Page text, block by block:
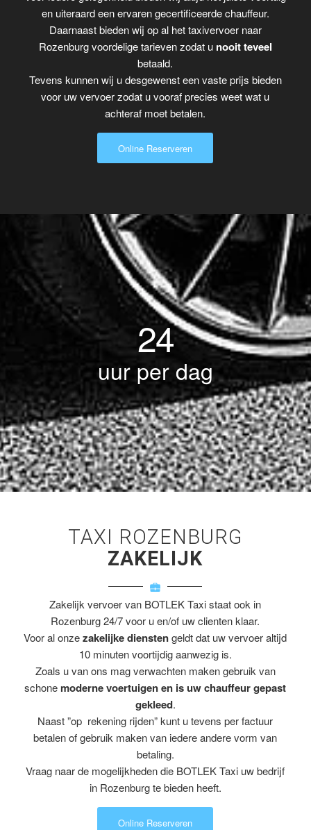
en uiteraard een ervaren gecertificeerde chauffeur.
Daarnaast bieden wij op al het taxivervoer naar
Rozenburg voordelige tarieven zodat u nooit teveel
betaald.
Tevens kunnen wij u desgewenst een vaste prijs bieden
voor uw vervoer zodat u vooraf precies weet wat u
achteraf moet betalen.
Online Reserveren
24
uur per dag
TAXI ROZENBURG
ZAKELIJK
Zakelijk vervoer van BOTLEK Taxi staat ook in
Rozenburg 24/7 voor u en/of uw clienten klaar.
Voor al onzezakelijke dienstengeldt dat uw vervoer altijd
10 minuten voortijdig aanwezig is.
Zoals u van ons mag verwachten maken gebruik van
schone moderne voertuigen en is uw chauffeur gepast
gekleed.
Naast ”op rekening rijden” kunt u tevens per factuur
betalen of gebruik maken van iedere andere vorm van
betaling.
Vraag naar de mogelijkheden die BOTLEK Taxi uw bedrijf
in Rozenburg te bieden heeft.
Online Reserveren